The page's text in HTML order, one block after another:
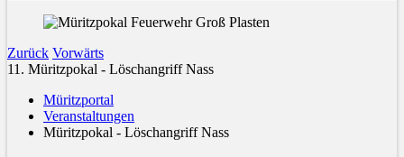
Zurück Vorwärts
11. Müritzpokal - Löschangriff Nass
Müritzportal
Veranstaltungen
Müritzpokal - Löschangriff Nass